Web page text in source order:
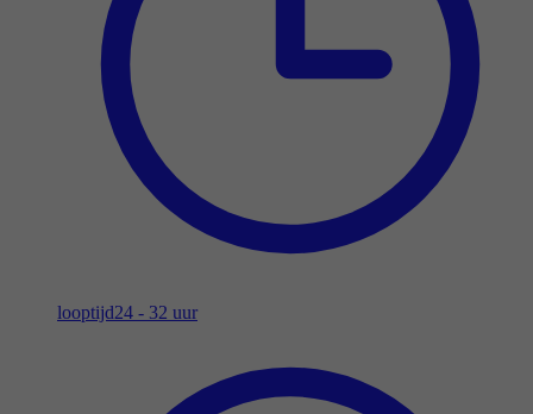
looptijd24 - 32 uur